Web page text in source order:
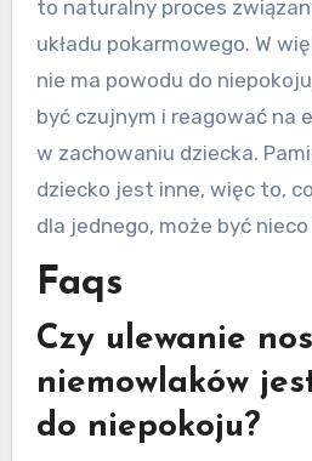
to naturalny proces
układu pokarmowego. W
nie ma powodu do
być czujnym i reagować na
w zachowaniu dziecka.
dziecko jest inne, więc to,
dla jednego, może być
Faqs
Czy ulewanie
niemowlaków
do niepokoju?